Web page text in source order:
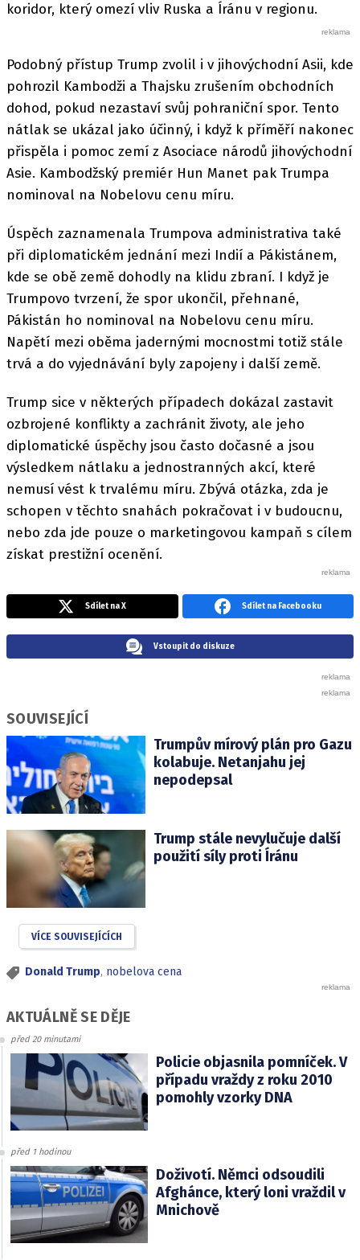
koridor, který omezí vliv Ruska a Íránu v regionu.
Podobný přístup Trump zvolil i v jihovýchodní Asii, kde
pohrozil Kambodži a Thajsku zrušením obchodních
dohod, pokud nezastaví svůj pohraniční spor. Tento
nátlak se ukázal jako účinný, i když k příměří nakonec
přispěla i pomoc zemí z Asociace národů jihovýchodní
Asie. Kambodžský premiér Hun Manet pak Trumpa
nominoval na Nobelovu cenu míru.
Úspěch zaznamenala Trumpova administrativa také
při diplomatickém jednání mezi Indií a Pákistánem,
kde se obě země dohodly na klidu zbraní. I když je
Trumpovo tvrzení, že spor ukončil, přehnané,
Pákistán ho nominoval na Nobelovu cenu míru.
Napětí mezi oběma jadernými mocnostmi totiž stále
trvá a do vyjednávání byly zapojeny i další země.
Trump sice v některých případech dokázal zastavit
ozbrojené konflikty a zachránit životy, ale jeho
diplomatické úspěchy jsou často dočasné a jsou
výsledkem nátlaku a jednostranných akcí, které
nemusí vést k trvalému míru. Zbývá otázka, zda je
schopen v těchto snahách pokračovat i v budoucnu,
nebo zda jde pouze o marketingovou kampaň s cílem
získat prestižní ocenění.
Sdílet na X Sdílet na Facebooku
Vstoupit do diskuze
SOUVISEJÍCÍ
Trumpův mírový plán pro Gazu
kolabuje. Netanjahu jej
nepodepsal
Trump stále nevylučuje další
použití síly proti Íránu
VÍCE SOUVISEJÍCÍCH
Donald Trump, nobelova cena
AKTUÁLNĚ SE DĚJE
před 20 minutami
Policie objasnila pomníček. V
případu vraždy z roku 2010
pomohly vzorky DNA
před 1 hodinou
Doživotí. Němci odsoudili
Afghánce, který loni vraždil v
Mnichově